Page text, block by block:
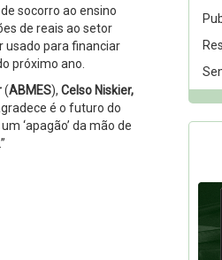
socorro ao ensino
de reais ao setor
usado para financiar
próximo ano.
(ABMES), Celso Niskier,
é o futuro do
‘apagão’ da mão de